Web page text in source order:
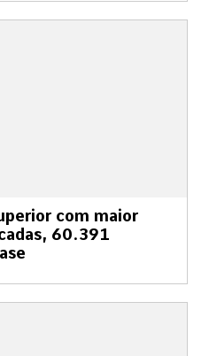
com maior
60.391